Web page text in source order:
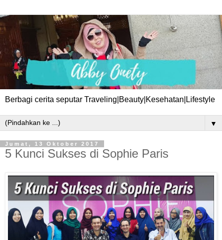
Berbagi cerita seputar Traveling|Beauty|Kesehatan|Lifestyle
▼
Jumat, 13 Oktober 2017
5 Kunci Sukses di Sophie Paris